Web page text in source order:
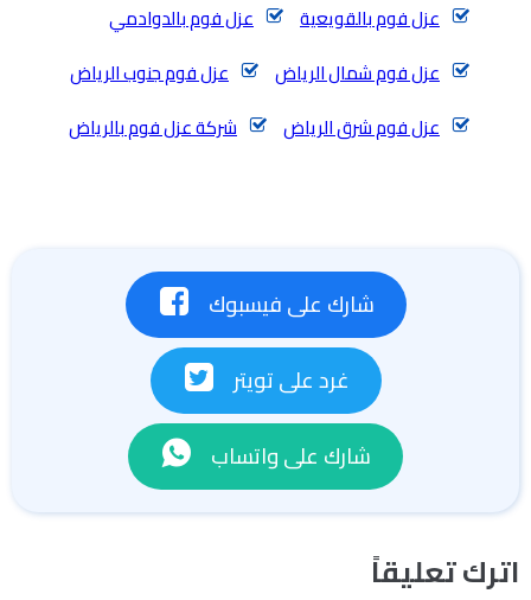
عزل فوم بالقويعية
عزل فوم بالدوادمي
عزل فوم شمال الرياض
عزل فوم جنوب الرياض
عزل فوم شرق الرياض
شركة عزل فوم بالرياض
شارك على فيسبوك
غرد على تويتر
شارك على واتساب
اترك تعليقاً